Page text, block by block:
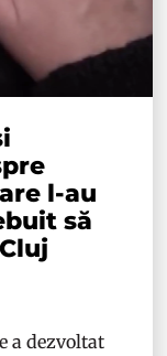
l-au
să
a dezvoltat